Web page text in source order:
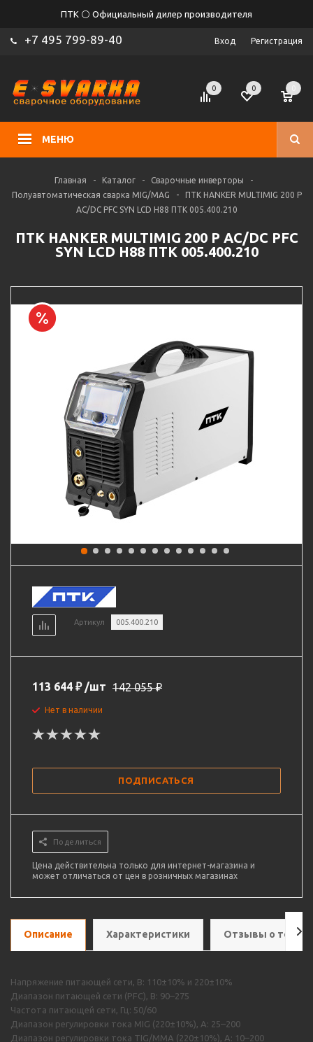
ПТК ⚪ Официальный дилер производителя
+7 495 799-89-40 Вход Регистрация
МЕНЮ
0 0
Главная - Каталог - Сварочные инверторы
-
Полуавтоматическая сварка MIG/MAG
-
ПТК HANKER MULTIMIG 200 P
AC/DC PFC SYN LCD H88 ПТК 005.400.210
ПТК HANKER MULTIMIG 200 P AC/DC PFC
SYN LCD H88 ПТК 005.400.210
Артикул 005.400.210
113 644 ₽ /шт 142 055₽
Нет в наличии
ПОДПИСАТЬСЯ
Поделиться
Цена действительна только для интернет-магазина и
может отличаться от цен в розничных магазинах
Описание Характеристики Отзывы о
Напряжение питающей сети, В: 110±10% и 220±10%
Диапазон питающей сети (PFC), B: 90–275
Частота питающей сети, Гц: 50/60
Диапазон регулировки тока MIG (220±10%), А: 25–200
Диапазон регулировки тока TIG/MMA (220±10%), А: 10–200